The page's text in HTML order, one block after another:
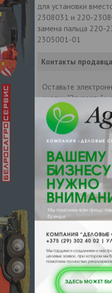
для установки
2308031 и 220-
замена пальца
2305001-01
Контакты продавца
Оставьте
кнопки "Заказать"
Вас подходящую
поставщика.